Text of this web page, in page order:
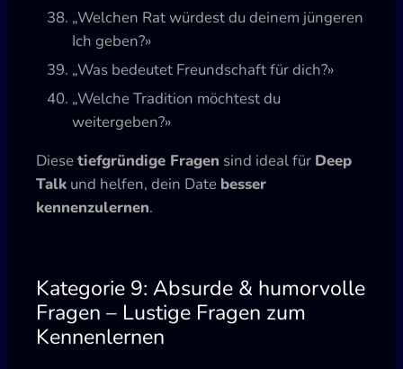
„Welchen Rat würdest du deinem jüngeren
Ich geben?»
„Was bedeutet Freundschaft für dich?»
„Welche Tradition möchtest du
weitergeben?»
Diesetiefgründige Fragen sind ideal für Deep
Talk und helfen, dein Date besser
kennenzulernen.
Kategorie 9: Absurde & humorvolle
Fragen – Lustige Fragen zum
Kennenlernen